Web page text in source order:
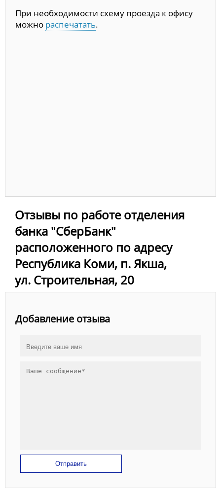
При необходимости схему проезда к офису
можно распечатать.
Отзывы по работе отделения
банка "СберБанк"
расположенного по адресу
Республика Коми, п. Якша,
ул. Строительная, 20
Добавление отзыва
Отправить